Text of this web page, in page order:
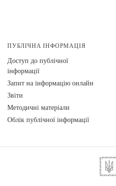
ПУБЛІЧНА ІНФОРМАЦІЯ
Доступ до публічної
інформації
Запит на інформацію онлайн
Звіти
Методичні матеріали
Облік публічної інформації